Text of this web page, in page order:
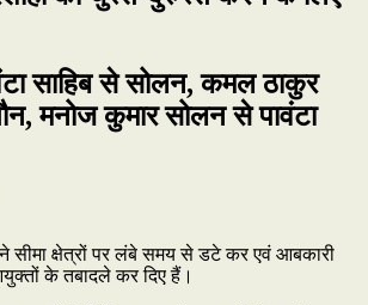
साहिब से सोलन, कमल ठाकुर
मनोज कुमार सोलन से पावंटा
सीमा क्षेत्रों पर लंबे समय से डटे कर एवं आबकारी
के तबादले कर दिए हैं।